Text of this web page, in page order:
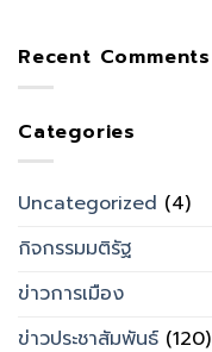
Recent Comments
Categories
Uncategorized (4)
กิจกรรมมติรัฐ
ข่าวการเมือง
ข่าวประชาสัมพันธ์ (120)